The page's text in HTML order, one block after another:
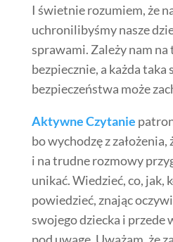
I świetnie rozumiem, że
uchronilibyśmy nasze
sprawami. Zależy nam na
bezpiecznie, a każda
bezpieczeństwa może
Aktywne Czytanie
bo wychodzę z założenia,
i na trudne rozmowy
unikać. Wiedzieć, co, jak,
powiedzieć, znając
swojego dziecka i przede
pod uwagę. Uważam, że